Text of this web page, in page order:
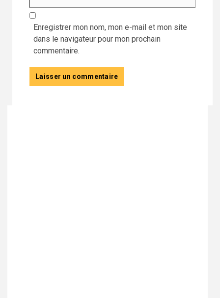
Enregistrer mon nom, mon e-mail et mon site
dans le navigateur pour mon prochain
commentaire.